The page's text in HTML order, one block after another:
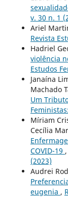
v. 30 n. 1
Ariel
Revista
Hadriel
violência
Estudos
Janaína
Machado
Um
Míriam
Cecília
COVID-19 ,
(2023)
Audrei
eugenia ,